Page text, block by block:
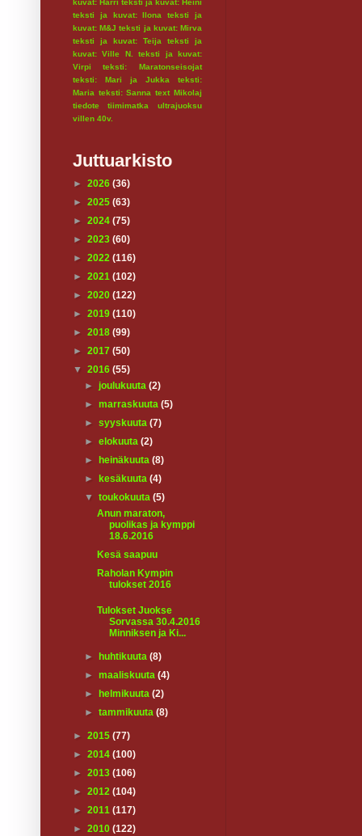
kuvat: Harri teksti ja kuvat: Heini
teksti ja kuvat: Ilona
teksti ja
kuvat: M&J teksti ja kuvat: Mirva
teksti ja kuvat: Teija
teksti ja
kuvat: Ville N.
teksti ja kuvat:
Virpi
teksti: Maratonseisojat
teksti: Mari ja Jukka
teksti:
Maria teksti: Sanna text Mikolaj
tiedote
tiimimatka
ultrajuoksu
villen 40v.
Juttuarkisto
► 2026 (36)
► 2025 (63)
► 2024 (75)
► 2023 (60)
► 2022 (116)
► 2021 (102)
► 2020 (122)
► 2019 (110)
► 2018 (99)
► 2017 (50)
▼ 2016 (55)
►joulukuuta(2)
►marraskuuta(5)
►syyskuuta(7)
►elokuuta(2)
►
heinäkuuta(8)
►
kesäkuuta(4)
▼toukokuuta(5)
Anun maraton,
puolikas ja kymppi
18.6.2016
Kesä saapuu
Raholan Kympin
tulokset 2016
Tulokset Juokse
Sorvassa 30.4.2016
Minniksen ja Ki...
► huhtikuuta(8)
►maaliskuuta(4)
►
helmikuuta(2)
►tammikuuta(8)
► 2015 (77)
► 2014 (100)
► 2013 (106)
► 2012 (104)
► 2011 (117)
► 2010 (122)